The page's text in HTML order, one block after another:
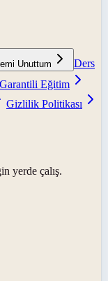
Unuttum
Ders
Garantili Eğitim
Gizlilik Politikası
yerde çalış.